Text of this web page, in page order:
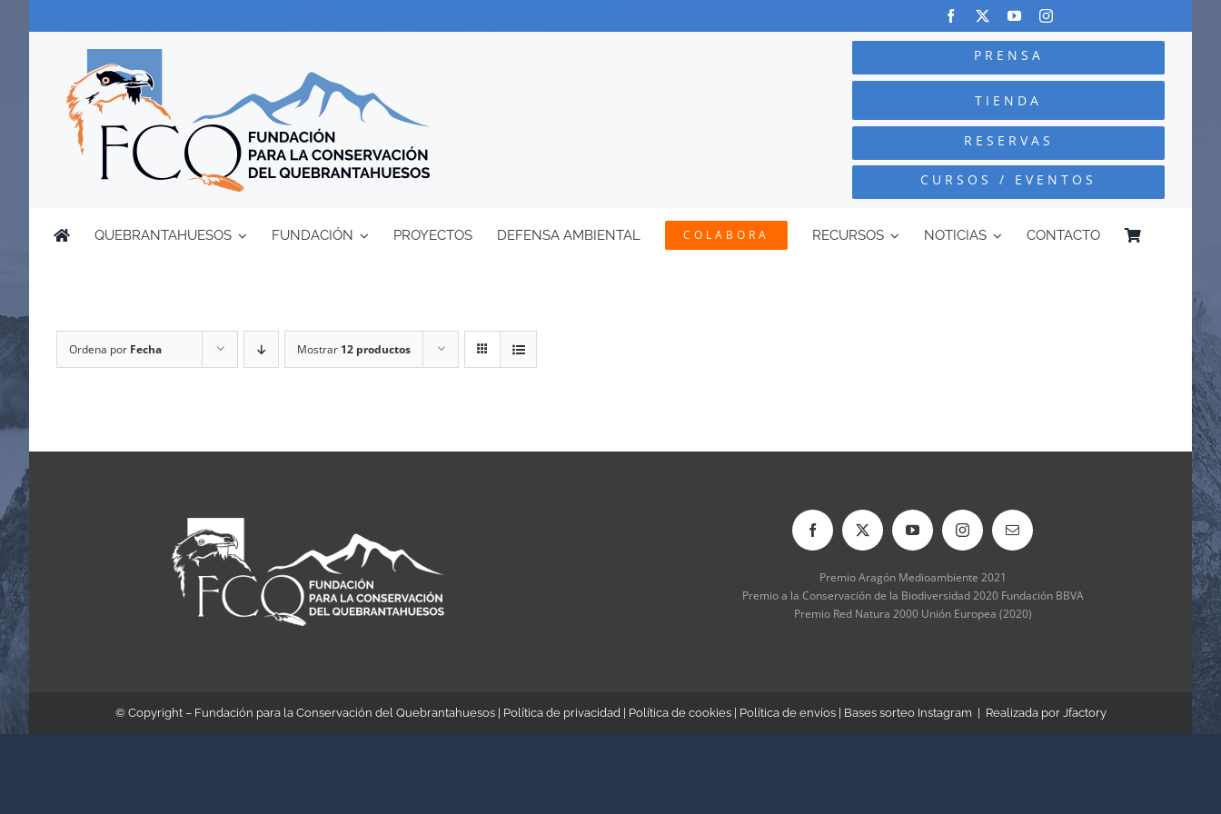
PRENSA
TIENDA
RESERVAS
CURSOS / EVENTOS
QUEBRANTAHUESOS FUNDACIÓN PROYECTOS DEFENSA AMBIENTAL COLABORA RECURSOS NOTICIAS CONTACTO
Ordena por Fecha Mostrar 12 productos
Premio Aragón Medioambiente 2021
Premio a la Conservación de la Biodiversidad 2020 Fundación BBVA
Premio Red Natura 2000 Unión Europea (2020)
© Copyright – Fundación para la Conservación del Quebrantahuesos | Política de privacidad| Política de cookies| Política de envíos| Bases sorteo Instagram | Realizada por Jfactory